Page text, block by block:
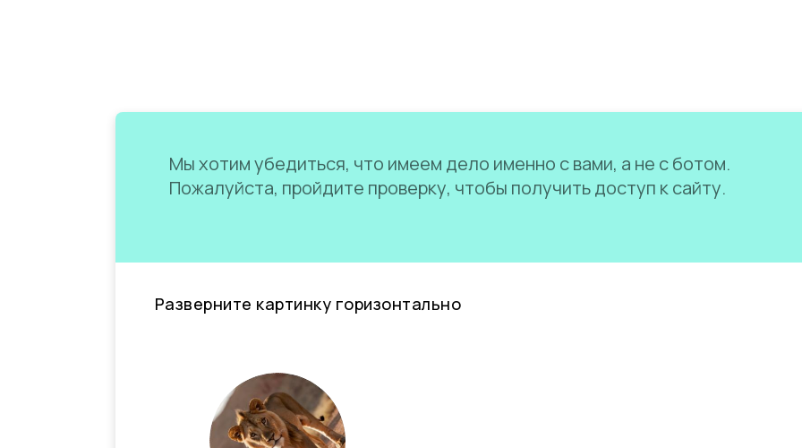
Мы хотим убедиться, что имеем дело именно с вами, а не с ботом.
Пожалуйста, пройдите проверку, чтобы получить доступ к сайту.
Разверните картинку горизонтально